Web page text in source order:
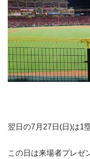
翌日の7月27日(日)は1
この日は来場者プレゼ